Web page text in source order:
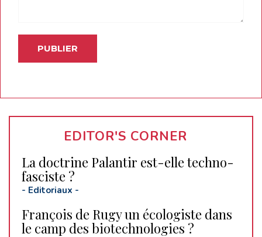
EDITOR'S CORNER
La doctrine Palantir est-elle techno-
fasciste ?
- Editoriaux -
François de Rugy un écologiste dans
le camp des biotechnologies ?